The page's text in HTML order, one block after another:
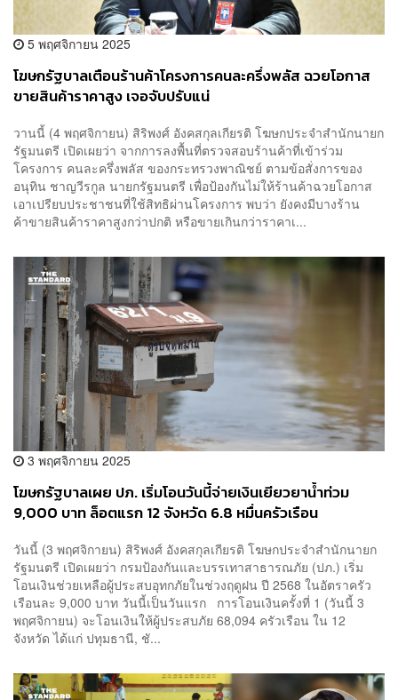
5 พฤศจิกายน 2025
โฆษกรัฐบาลเตือนร้านค้าโครงการคนละครึ่งพลัส ฉวยโอกาส
ขายสินค้าราคาสูง เจอจับปรับแน่
วานนี้ (4 พฤศจิกายน) สิริพงศ์ อังคสกุลเกียรติ โฆษกประจำสำนักนายก
รัฐมนตรี เปิดเผยว่า จากการลงพื้นที่ตรวจสอบร้านค้าที่เข้าร่วม
โครงการ คนละครึ่งพลัส ของกระทรวงพาณิชย์ ตามข้อสั่งการของ
อนุทิน ชาญวีรกูล นายกรัฐมนตรี เพื่อป้องกันไม่ให้ร้านค้าฉวยโอกาส
เอาเปรียบประชาชนที่ใช้สิทธิผ่านโครงการ พบว่า ยังคงมีบางร้าน
ค้าขายสินค้าราคาสูงกว่าปกติ หรือขายเกินกว่าราคาเ...
3 พฤศจิกายน 2025
โฆษกรัฐบาลเผย ปภ. เริ่มโอนวันนี้จ่ายเงินเยียวยาน้ำท่วม
9,000 บาท ล็อตแรก 12 จังหวัด 6.8 หมื่นครัวเรือน
วันนี้ (3 พฤศจิกายน) สิริพงศ์ อังคสกุลเกียรติ โฆษกประจำสำนักนายก
รัฐมนตรี เปิดเผยว่า กรมป้องกันและบรรเทาสาธารณภัย (ปภ.) เริ่ม
โอนเงินช่วยเหลือผู้ประสบอุทกภัยในช่วงฤดูฝน ปี 2568 ในอัตราครัว
เรือนละ 9,000 บาท วันนี้เป็นวันแรก การโอนเงินครั้งที่ 1 (วันนี้ 3
พฤศจิกายน) จะโอนเงินให้ผู้ประสบภัย 68,094 ครัวเรือน ใน 12
จังหวัด ได้แก่ ปทุมธานี, ชั...